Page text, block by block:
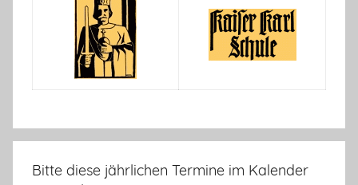
Bitte diese jährlichen Termine im Kalender